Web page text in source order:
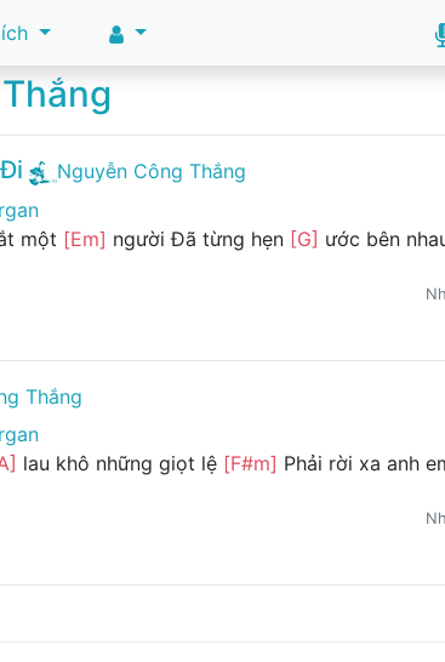
Nguyễn Công Thắng
một [Em] người Đã từng hẹn [G] ước bên
Thắng
lau khô những giọt lệ [F#m] Phải rời xa anh